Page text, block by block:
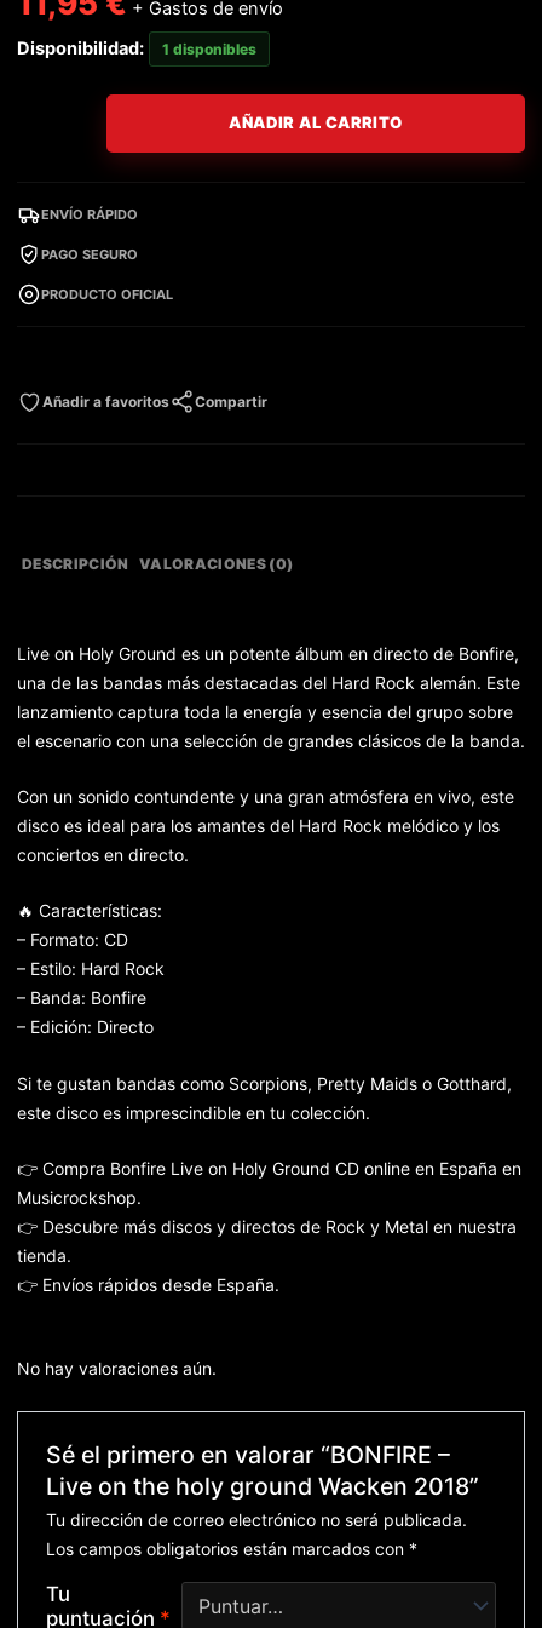
+ Gastos de envío
Disponibilidad:
1 disponibles
AÑADIR AL CARRITO
ENVÍO RÁPIDO
PAGO SEGURO
PRODUCTO OFICIAL
Añadir a favoritos Compartir
DESCRIPCIÓN VALORACIONES (0)
Live on Holy Ground es un potente álbum en directo de Bonfire,
una de las bandas más destacadas del Hard Rock alemán. Este
lanzamiento captura toda la energía y esencia del grupo sobre
el escenario con una selección de grandes clásicos de la banda.
Con un sonido contundente y una gran atmósfera en vivo, este
disco es ideal para los amantes del Hard Rock melódico y los
conciertos en directo.
🔥 Características:
– Formato: CD
– Estilo: Hard Rock
– Banda: Bonfire
– Edición: Directo
Si te gustan bandas como Scorpions, Pretty Maids o Gotthard,
este disco es imprescindible en tu colección.
👉 Compra Bonfire Live on Holy Ground CD online en España en
Musicrockshop.
👉 Descubre más discos y directos de Rock y Metal en nuestra
tienda.
👉 Envíos rápidos desde España.
No hay valoraciones aún.
Sé el primero en valorar “BONFIRE –
Live on the holy ground Wacken 2018”
Tu dirección de correo electrónico no será publicada.
Los campos obligatorios están marcados con *
Tu
puntuación *